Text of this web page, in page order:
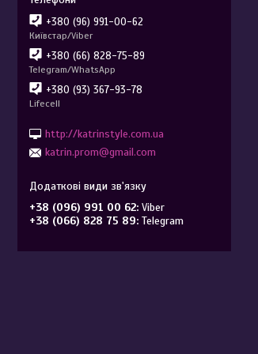
+380 (96) 991-00-62
Київстар/Viber
+380 (66) 828-75-89
Telegram/WhatsApp
+380 (93) 367-93-78
Lifecell
http://katrinstyle.com.ua
katrin.prom@gmail.com
+38 (096) 991 00 62 Viber
+38 (066) 828 75 89 Telegram